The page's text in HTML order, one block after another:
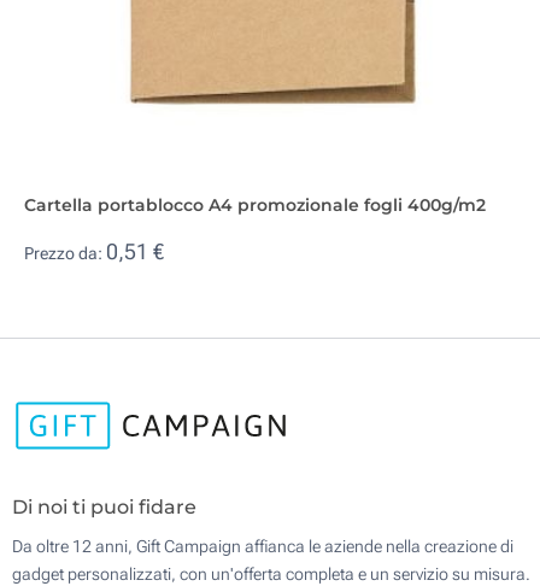
Cartella portablocco A4 promozionale fogli 400g/m2
Prezzo da: 0,51 €
Di noi ti puoi fidare
Da oltre 12 anni, Gift Campaign affianca le aziende nella creazione di
gadget personalizzati, con un'offerta completa e un servizio su misura.